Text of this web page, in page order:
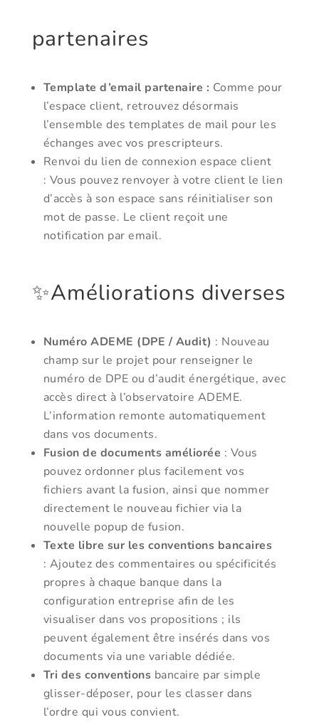
partenaires
Template d’email partenaire : Comme pour
l’espace client, retrouvez désormais
l’ensemble des templates de mail pour les
échanges avec vos prescripteurs.
Renvoi du lien de connexion espace client
: Vous pouvez renvoyer à votre client le lien
d’accès à son espace sans réinitialiser son
mot de passe. Le client reçoit une
notification par email.
✨Améliorations diverses
Numéro ADEME (DPE / Audit) : Nouveau
champ sur le projet pour renseigner le
numéro de DPE ou d’audit énergétique, avec
accès direct à l’observatoire ADEME.
L’information remonte automatiquement
dans vos documents.
Fusion de documents améliorée : Vous
pouvez ordonner plus facilement vos
fichiers avant la fusion, ainsi que nommer
directement le nouveau fichier via la
nouvelle popup de fusion.
Texte libre sur les conventions bancaires
: Ajoutez des commentaires ou spécificités
propres à chaque banque dans la
configuration entreprise afin de les
visualiser dans vos propositions ; ils
peuvent également être insérés dans vos
documents via une variable dédiée.
Tri des conventions bancaire par simple
glisser-déposer, pour les classer dans
l’ordre qui vous convient.